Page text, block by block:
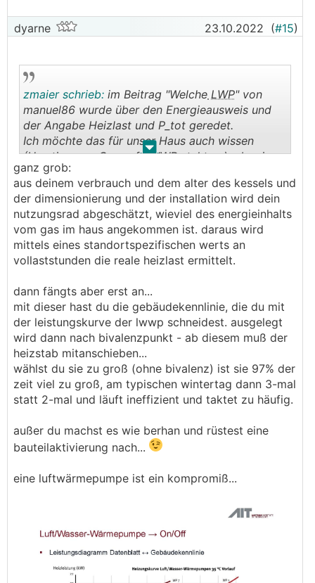
dyarne 23.10.2022 (#15)
. .
zmaier schrieb: im Beitrag "Welche LWP" von
manuel86 wurde über den Energieausweis und
der Angabe Heizlast und P_tot geredet.
Ich möchte das für unser Haus auch wissen
(Umstieg von Gas aufLWWPsteht an), aber im
Energieausweis steht davon leider nichts, bzw.
ich habs nicht gefunden :) ?
Es gibt jede Menge Angaben immer aufs Jahr
gerechnet, bzw. dann spezifisch pro m² und Jahr.
Mit wie vielen Heiz-Stunden wird gerechnet? Es
sind 269Heiztage angegeben, aber die Tage sind
doch auch viel zu hoch. Und es wird ja auch
In einem alten Beitrag von mir wurde mal was
von 2000h bzw. 2400h geschrieben.
Also meine eigentliche Frage, welche
Heizleistung sollte eine neue
nicht überdimensioniert zu sein - lässt sich das
mit dem Energieausweis abschätzen?
ganz grob:
aus deinem verbrauch und dem alter des kessels und
der dimensionierung und der installation wird dein
nutzungsrad abgeschätzt, wieviel des energieinhalts
vom gas im haus angekommen ist. daraus wird
mittels eines standortspezifischen werts an
vollaststunden die reale heizlast ermittelt.
dann fängts aber erst an...
mit dieser hast du die gebäudekennlinie, die du mit
der leistungskurve der lwwp schneidest. ausgelegt
wird dann nach bivalenzpunkt - ab diesem muß der
heizstab mitanschieben...
wählst du sie zu groß (ohne bivalenz) ist sie 97% der
zeit viel zu groß, am typischen wintertag dann 3-mal
statt 2-mal und läuft ineffizient und taktet zu häufig.
außer du machst es wie berhan und rüstest eine
bauteilaktivierung nach...
eine luftwärmepumpe ist ein kompromiß...